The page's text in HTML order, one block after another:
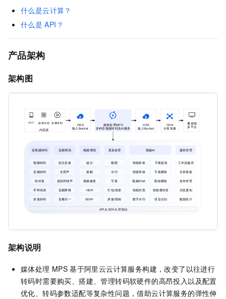
什么是云计算？
什么是 API？
产品架构
架构图
架构说明
媒体处理 MPS 基于阿里云云计算服务构建，改变了以往进行
转码时需要购买、搭建、管理转码软硬件的高昂投入以及配置
优化、转码参数适配等复杂性问题，借助云计算服务的弹性伸